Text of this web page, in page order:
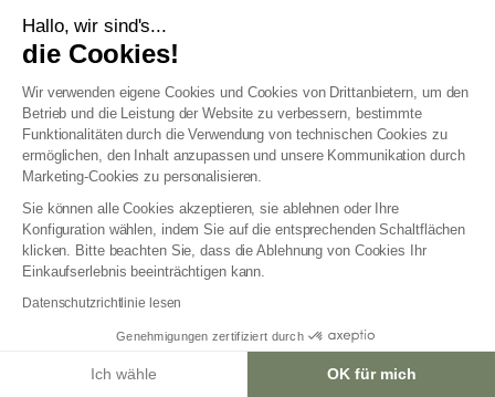
Hallo, wir sind's...
die Cookies!
Wir verwenden eigene Cookies und Cookies von Drittanbietern, um den
Betrieb und die Leistung der Website zu verbessern, bestimmte
Funktionalitäten durch die Verwendung von technischen Cookies zu
ermöglichen, den Inhalt anzupassen und unsere Kommunikation durch
Marketing-Cookies zu personalisieren.
Sie können alle Cookies akzeptieren, sie ablehnen oder Ihre
Konfiguration wählen, indem Sie auf die entsprechenden Schaltflächen
klicken. Bitte beachten Sie, dass die Ablehnung von Cookies Ihr
Einkaufserlebnis beeinträchtigen kann.
Datenschutzrichtlinie lesen
Genehmigungen zertifiziert durch
Ich wähle OK für mich
Bewertungen von sweeek
Unsere Geschäfte
AGB Treueprogramm
Datenschutzrichtlinien
Allgemeine Geschäftsbedingungen für Geschäftskunden
Erklärung zur Barrierefreiheit